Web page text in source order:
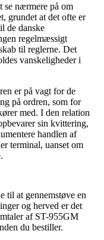
se nærmere på om
grundet at det ofte er
de danske
regelmæssigt
til reglerne. Det
vanskeligheder i
er på vagt for de
på ordren, som for
med. I den relation
sin kvittering,
handlen af
terminal, uanset om
til at gennemstøve en
og herved er det
af ST-955GM
du bestiller.